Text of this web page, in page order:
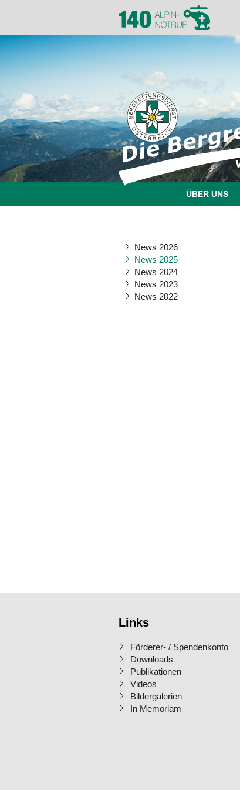
ÜBER UNS
News 2026
News 2025
News 2024
News 2023
News 2022
Links
Förderer- / Spendenkonto
Downloads
Publikationen
Videos
Bildergalerien
In Memoriam